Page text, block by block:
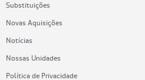
Substituições
Novas Aquisições
Notícias
Nossas Unidades
Política de Privacidade